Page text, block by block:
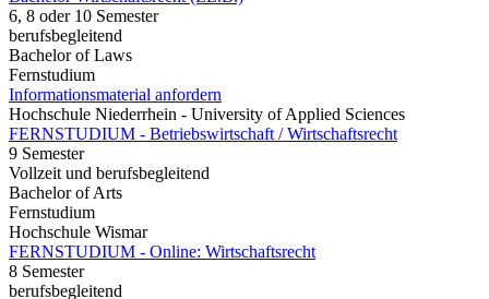
6, 8 oder 10 Semester
berufsbegleitend
Bachelor of Laws
Fernstudium
Informationsmaterial anfordern
Hochschule Niederrhein - University of Applied Sciences
FERNSTUDIUM - Betriebswirtschaft / Wirtschaftsrecht
9 Semester
Vollzeit und berufsbegleitend
Bachelor of Arts
Fernstudium
Hochschule Wismar
FERNSTUDIUM - Online: Wirtschaftsrecht
8 Semester
berufsbegleitend